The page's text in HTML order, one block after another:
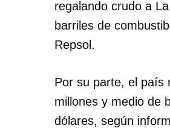
regalando crudo a
barriles de
Repsol.
Por su parte, el país
millones y medio de
dólares, según